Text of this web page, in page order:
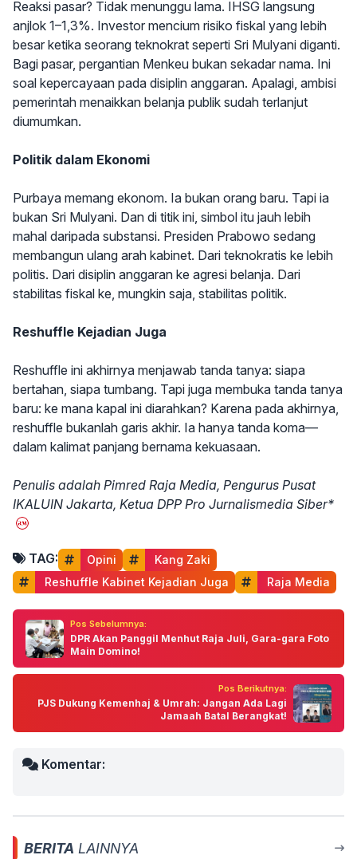
Reaksi pasar? Tidak menunggu lama. IHSG langsung
anjlok 1–1,3%. Investor mencium risiko fiskal yang lebih
besar ketika seorang teknokrat seperti Sri Mulyani diganti.
Bagi pasar, pergantian Menkeu bukan sekadar nama. Ini
soal kepercayaan pada disiplin anggaran. Apalagi, ambisi
pemerintah menaikkan belanja publik sudah terlanjut
diumumkan.
Politik dalam Ekonomi
Purbaya memang ekonom. Ia bukan orang baru. Tapi ia
bukan Sri Mulyani. Dan di titik ini, simbol itu jauh lebih
mahal daripada substansi. Presiden Prabowo sedang
membangun ulang arah kabinet. Dari teknokratis ke lebih
politis. Dari disiplin anggaran ke agresi belanja. Dari
stabilitas fiskal ke, mungkin saja, stabilitas politik.
Reshuffle Kejadian Juga
Reshuffle ini akhirnya menjawab tanda tanya: siapa
bertahan, siapa tumbang. Tapi juga membuka tanda tanya
baru: ke mana kapal ini diarahkan? Karena pada akhirnya,
reshuffle bukanlah garis akhir. Ia hanya tanda koma—
dalam kalimat panjang bernama kekuasaan.
Penulis adalah Pimred Raja Media, Pengurus Pusat
IKALUIN Jakarta, Ketua DPP Pro Jurnalismedia Siber*
TAG: Opini
Kang Zaki
Reshuffle Kabinet Kejadian Juga
Raja Media
Pos Sebelumnya:
DPR Akan Panggil Menhut Raja Juli, Gara-gara Foto
Main Domino!
Pos Berikutnya:
PJS Dukung Kemenhaj & Umrah: Jangan Ada Lagi
Jamaah Batal Berangkat!
Komentar:
BERITA LAINNYA